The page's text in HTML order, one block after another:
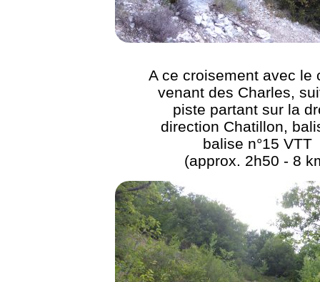
A ce croisement avec le
venant des Charles,
piste partant sur la
direction Chatillon,
balise n°15 VTT
(approx. 2h50 - 8